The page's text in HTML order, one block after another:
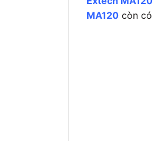
MA120 còn có